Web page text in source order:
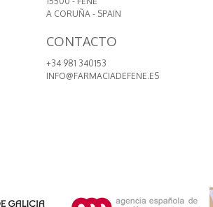
A CORUÑA - SPAIN
CONTACTO
+34 981 340153
INFO@FARMACIADEFENE.ES